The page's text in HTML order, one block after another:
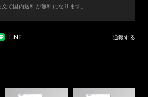
で国内送料が無料になります。
LINE 通報する